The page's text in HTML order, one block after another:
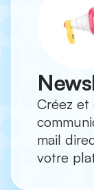
Créez et
mail
votre